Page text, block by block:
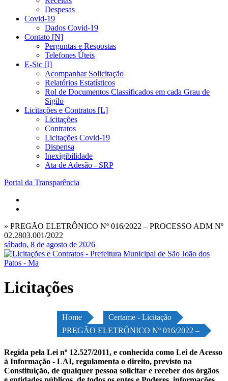
Despesas
Covid-19
Dados Covid-19
Contato [N]
Perguntas e Respostas
Telefones Úteis
E-Sic [I]
Acompanhar Solicitação
Relatórios Estatísticos
Rol de Documentos Classificados em cada Grau de
Sigilo
Licitações e Contratos [L]
Licitações
Contratos
Licitações Covid-19
Dispensa
Inexigibilidade
Ata de Adesão - SRP
Portal da Transparência
» PREGÃO ELETRÔNICO Nº 016/2022 – PROCESSO ADM Nº
02.2803.001/2022
sábado, 8 de agosto de 2026
Licitações
Home
Certame - Licitação
PREGÃO ELETRÔNICO Nº 016/2022 –
Regida pela Lei nº 12.527/2011, e conhecida como Lei de Acesso
à Informação - LAI, regulamenta o direito, previsto na
Constituição, de qualquer pessoa solicitar e receber dos órgãos